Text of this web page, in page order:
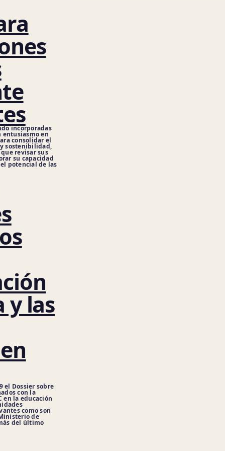
incorporadas
entusiasmo en
consolidar el
sostenibilidad,
revisar sus
su capacidad
potencial de las
y las
el Dossier sobre
con la
en la educación
como son
de
del último